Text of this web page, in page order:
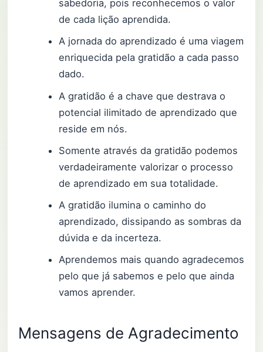
sabedoria, pois reconhecemos o valor
de cada lição aprendida.
A jornada do aprendizado é uma viagem
enriquecida pela gratidão a cada passo
dado.
A gratidão é a chave que destrava o
potencial ilimitado de aprendizado que
reside em nós.
Somente através da gratidão podemos
verdadeiramente valorizar o processo
de aprendizado em sua totalidade.
A gratidão ilumina o caminho do
aprendizado, dissipando as sombras da
dúvida e da incerteza.
Aprendemos mais quando agradecemos
pelo que já sabemos e pelo que ainda
vamos aprender.
Mensagens de Agradecimento